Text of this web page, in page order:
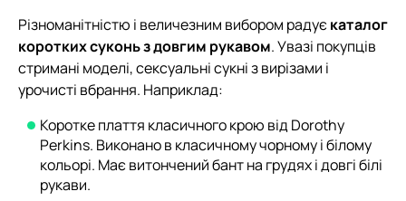
Різноманітністю і величезним вибором радуєкаталог
коротких суконь з довгим рукавом. Увазі покупців
стримані моделі, сексуальні сукні з вирізами і
урочисті вбрання. Наприклад:
Коротке плаття класичного крою від Dorothy
Perkins. Виконано в класичному чорному і білому
кольорі. Має витончений бант на грудях і довгі білі
рукави.